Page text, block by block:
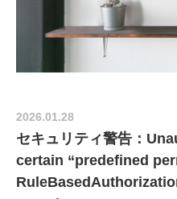
2026.01.28
セキュリティ警告：
certain “predefined